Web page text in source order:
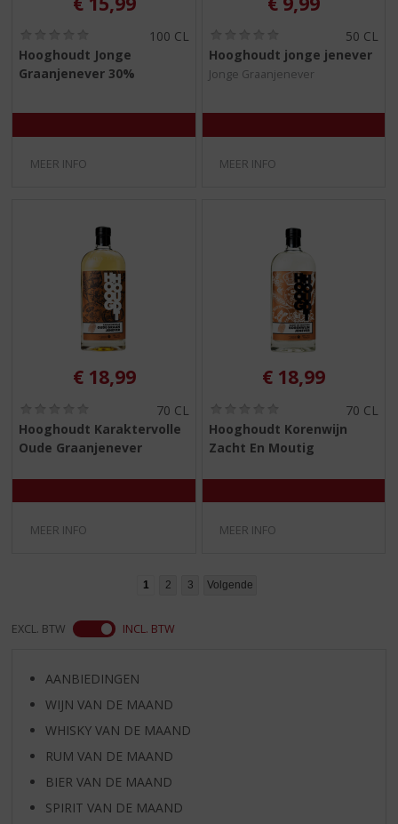
,
0
100 CL
Hooghoudt Jonge
Graanjenever 30%
MEER INFO
,
0
50 CL
Hooghoudt jonge jenever
Jonge Graanjenever
MEER INFO
€ 18,99
,
0
5
70 CL
Hooghoudt Karaktervolle
Oude Graanjenever
MEER INFO
€ 18,99
,
0
5
70 CL
Hooghoudt Korenwijn
Zacht En Moutig
MEER INFO
1 2 3 Volgende
EXCL. BTW INCL. BTW
AANBIEDINGEN
WIJN VAN DE MAAND
WHISKY VAN DE MAAND
RUM VAN DE MAAND
BIER VAN DE MAAND
SPIRIT VAN DE MAAND